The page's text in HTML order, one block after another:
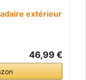
extérieur
46,99 €